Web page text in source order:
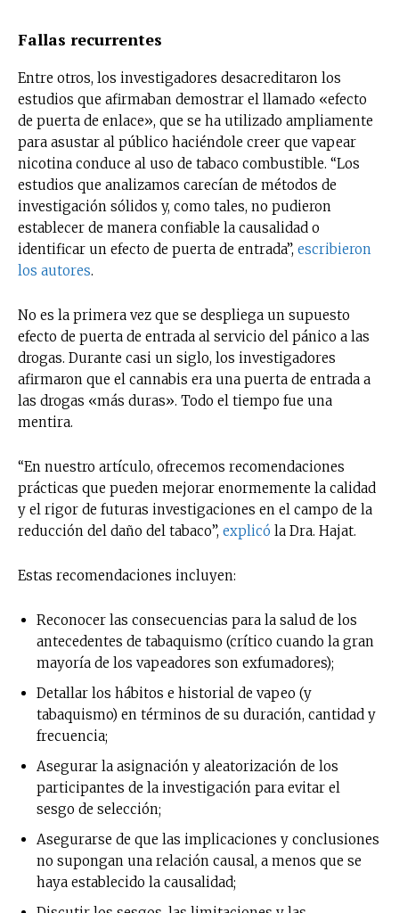
Fallas recurrentes
Entre otros, los investigadores desacreditaron los
estudios que afirmaban demostrar el llamado «efecto
de puerta de enlace», que se ha utilizado ampliamente
para asustar al público haciéndole creer que vapear
nicotina conduce al uso de tabaco combustible. “Los
estudios que analizamos carecían de métodos de
investigación sólidos y, como tales, no pudieron
establecer de manera confiable la causalidad o
identificar un efecto de puerta de entrada”, escribieron
los autores.
No es la primera vez que se despliega un supuesto
efecto de puerta de entrada al servicio del pánico a las
drogas. Durante casi un siglo, los investigadores
afirmaron que el cannabis era una puerta de entrada a
las drogas «más duras». Todo el tiempo fue una
mentira.
“En nuestro artículo, ofrecemos recomendaciones
prácticas que pueden mejorar enormemente la calidad
y el rigor de futuras investigaciones en el campo de la
reducción del daño del tabaco”, explicó la Dra. Hajat.
Estas recomendaciones incluyen:
Reconocer las consecuencias para la salud de los
antecedentes de tabaquismo (crítico cuando la gran
mayoría de los vapeadores son exfumadores);
Detallar los hábitos e historial de vapeo (y
tabaquismo) en términos de su duración, cantidad y
frecuencia;
Asegurar la asignación y aleatorización de los
participantes de la investigación para evitar el
sesgo de selección;
Asegurarse de que las implicaciones y conclusiones
no supongan una relación causal, a menos que se
haya establecido la causalidad;